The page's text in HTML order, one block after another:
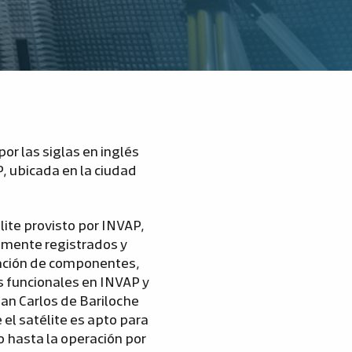
las siglas en inglés
ubicada en la ciudad
provisto por INVAP,
registrados y
de componentes,
funcionales en INVAP y
Carlos de Bariloche
el satélite es apto para
hasta la operación por